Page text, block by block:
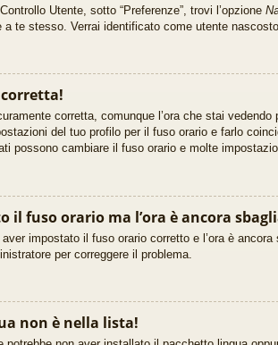
Utente, sotto “Preferenze”, trovi l’opzione
a te stesso. Verrai identificato come utente nascosto.
corretta!
corretta, comunque l’ora che stai
del tuo profilo per il fuso orario e farlo
possono cambiare il fuso orario e molte
il fuso orario ma l’ora è ancora
impostato il fuso orario corretto e l’ora è
per correggere il problema.
non è nella lista!